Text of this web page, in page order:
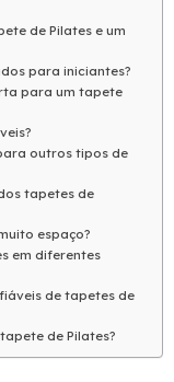
de Pilates e um
para iniciantes?
para um tapete
outros tipos de
tapetes de
espaço?
em diferentes
de tapetes de
de Pilates?